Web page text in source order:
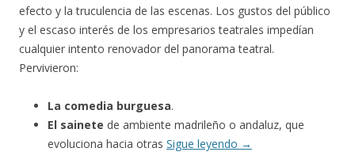
efecto y la truculencia de las escenas. Los gustos del público
y el escaso interés de los empresarios teatrales impedían
cualquier intento renovador del panorama teatral.
Pervivieron:
La comedia burguesa.
El sainete de ambiente madrileño o andaluz, que
evoluciona hacia otras Sigue leyendo →